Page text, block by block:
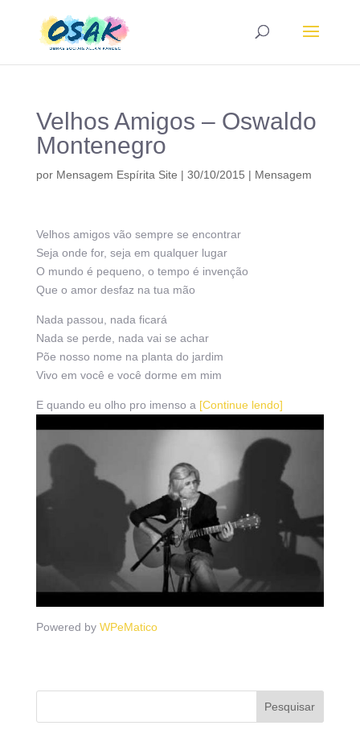
Velhos Amigos – Oswaldo
Montenegro
por Mensagem Espírita Site | 30/10/2015 | Mensagem
Velhos amigos vão sempre se encontrar
Seja onde for, seja em qualquer lugar
O mundo é pequeno, o tempo é invenção
Que o amor desfaz na tua mão
Nada passou, nada ficará
Nada se perde, nada vai se achar
Põe nosso nome na planta do jardim
Vivo em você e você dorme em mim
E quando eu olho pro imenso a [Continue lendo]
Powered by WPeMatico